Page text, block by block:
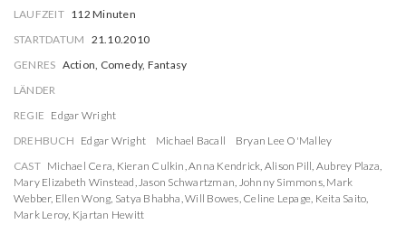
LAUFZEIT 112 Minuten
STARTDATUM 21.10.2010
GENRES Action, Comedy, Fantasy
LÄNDER
REGIE Edgar Wright
DREHBUCH Edgar Wright Michael Bacall
Bryan Lee O'Malley
CAST Michael Cera, Kieran Culkin,Anna Kendrick, Alison Pill, Aubrey Plaza,
Mary Elizabeth Winstead,Jason Schwartzman, Johnny Simmons, Mark
Webber, Ellen Wong, Satya Bhabha,Will Bowes, Celine Lepage, Keita Saito,
Mark Leroy, Kjartan Hewitt